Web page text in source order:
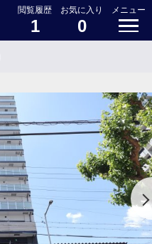
閲覧履歴
1
お気に入り
0
メニュー